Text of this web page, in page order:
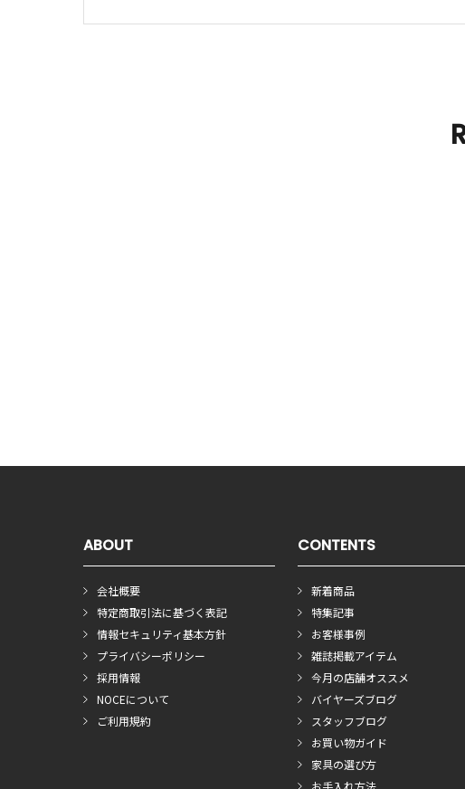
ABOUT
会社概要
特定商取引法に基づく表記
情報セキュリティ基本方針
プライバシーポリシー
採用情報
NOCEについて
ご利用規約
CONTENTS
新着商品
特集記事
お客様事例
雑誌掲載アイテム
今月の店舗オススメ
バイヤーズブログ
スタッフブログ
お買い物ガイド
家具の選び方